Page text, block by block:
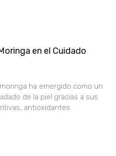
en el Cuidado
ha emergido como un
de la piel gracias a sus
antioxidantes